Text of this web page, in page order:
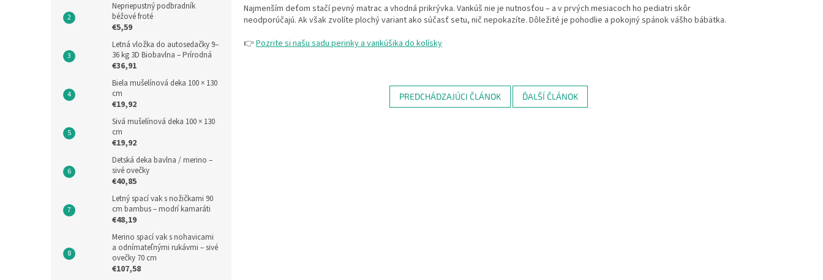
Nepriepustný podbradník
béžové froté
€5,59
Letná vložka do autosedačky 9–
36 kg 3D Biobavlna – Prírodná
€36,91
Biela mušelínová deka 100 × 130
cm
€19,92
Sivá mušelínová deka 100 × 130
cm
€19,92
Detská deka bavlna / merino –
sivé ovečky
€40,85
Letný spací vak s nožičkami 90
cm bambus – modrí kamaráti
€48,19
Merino spací vak s nohavicami
a odnímateľnými rukávmi – sivé
ovečky 70 cm
€107,58
Najmenším deťom stačí pevný matrac a vhodná prikrývka. Vankúš nie je nutnosťou – a v prvých mesiacoch ho pediatri skôr
neodporúčajú. Ak však zvolíte plochý variant ako súčasť setu, nič nepokazíte. Dôležité je pohodlie a pokojný spánok vášho bábätka.
👉Pozrite si našu sadu perinky a vankúšika do kolísky
PREDCHÁDZAJÚCI ČLÁNOK ĎALŠÍ ČLÁNOK